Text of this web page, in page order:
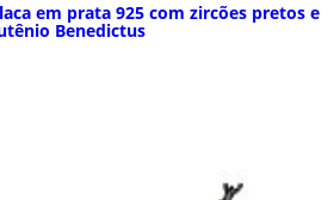
em prata 925 com zircões pretos e
Benedictus